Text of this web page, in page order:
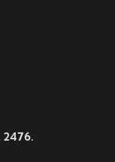
2476.